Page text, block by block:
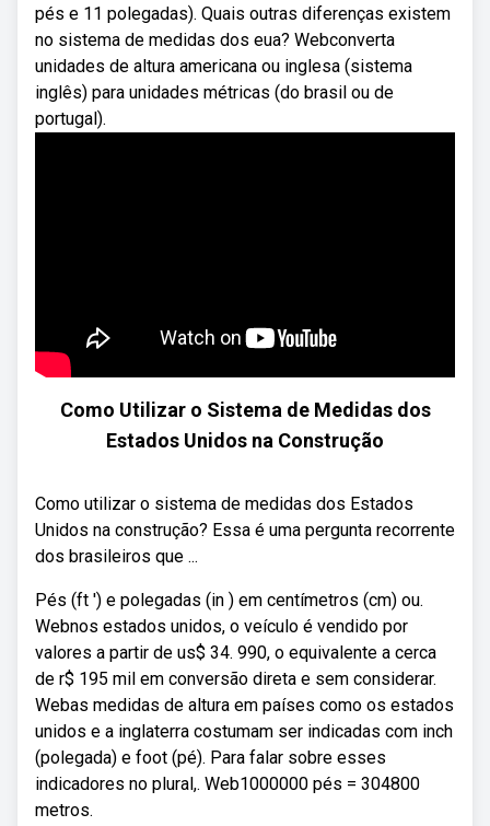
pés e 11 polegadas). Quais outras diferenças existem
no sistema de medidas dos eua? Webconverta
unidades de altura americana ou inglesa (sistema
inglês) para unidades métricas (do brasil ou de
portugal).
Como Utilizar o Sistema de Medidas dos
Estados Unidos na Construção
Como utilizar o sistema de medidas dos Estados
Unidos na construção? Essa é uma pergunta recorrente
dos brasileiros que ...
Pés (ft ') e polegadas (in ) em centímetros (cm) ou.
Webnos estados unidos, o veículo é vendido por
valores a partir de us$ 34. 990, o equivalente a cerca
de r$ 195 mil em conversão direta e sem considerar.
Webas medidas de altura em países como os estados
unidos e a inglaterra costumam ser indicadas com inch
(polegada) e foot (pé). Para falar sobre esses
indicadores no plural,. Web1000000 pés = 304800
metros.